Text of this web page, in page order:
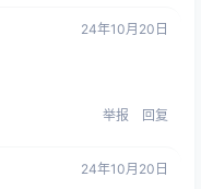
24年10月20日
举报 回复
24年10月20日